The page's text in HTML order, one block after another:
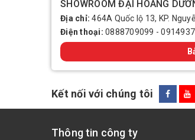
SHOWROOM ĐẠI HOÀNG
Địa chỉ:464A Quốc lộ 13, KP.
Điện thoại: 0888709099 -
Kết nối với chúng tôi
Thông tin công ty